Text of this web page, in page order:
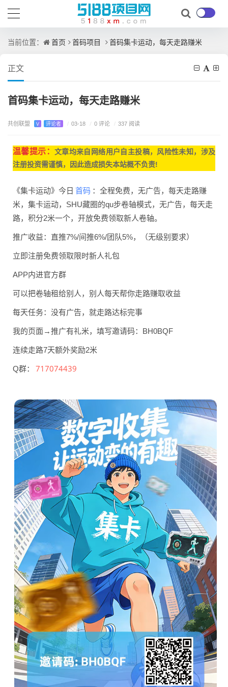
当前位置： 首页 首码项目 首码集卡运动，每天走路赚米
正文
首码集卡运动，每天走路赚米
共创联盟 V 评论者 / 03-18 / 0 评论 / 337 阅读
温馨提示： 文章均来自网络用户自主投稿， 风险性未知，涉及
注册投资需谨慎，因此造成损失本站概不负责!
《集卡运动》今日 首码 ：全程免费，无广告，每天走路赚
米，集卡运动，SHU藏圈的qu步卷轴模式，无广告，每天走
路，积分2米一个，开放免费领取新人卷轴。
推广收益：直推7%/间推6%/团队5%，（无级别要求）
立即注册免费领取限时新人礼包
APP内进官方群
可以把卷轴租给别人，别 人每天帮你走路赚取收益
每天任务：没有广告，就走路达标完事
我的页面→推广有礼米， 填写邀请码：BH0BQF
连续走路7天额外奖励2米
Q群： 717074439